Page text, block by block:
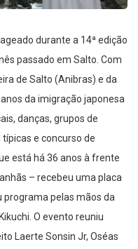
durante a 14ª edição
passado em Salto. Com
de Salto (Anibras) e da
da imigração japonesa
danças, grupos de
e concurso de
está há 36 anos à frente
– recebeu uma placa
pelas mãos da
O evento reuniu
Laerte Sonsin Jr, Oséas